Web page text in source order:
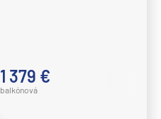
1 379 €
balkónová